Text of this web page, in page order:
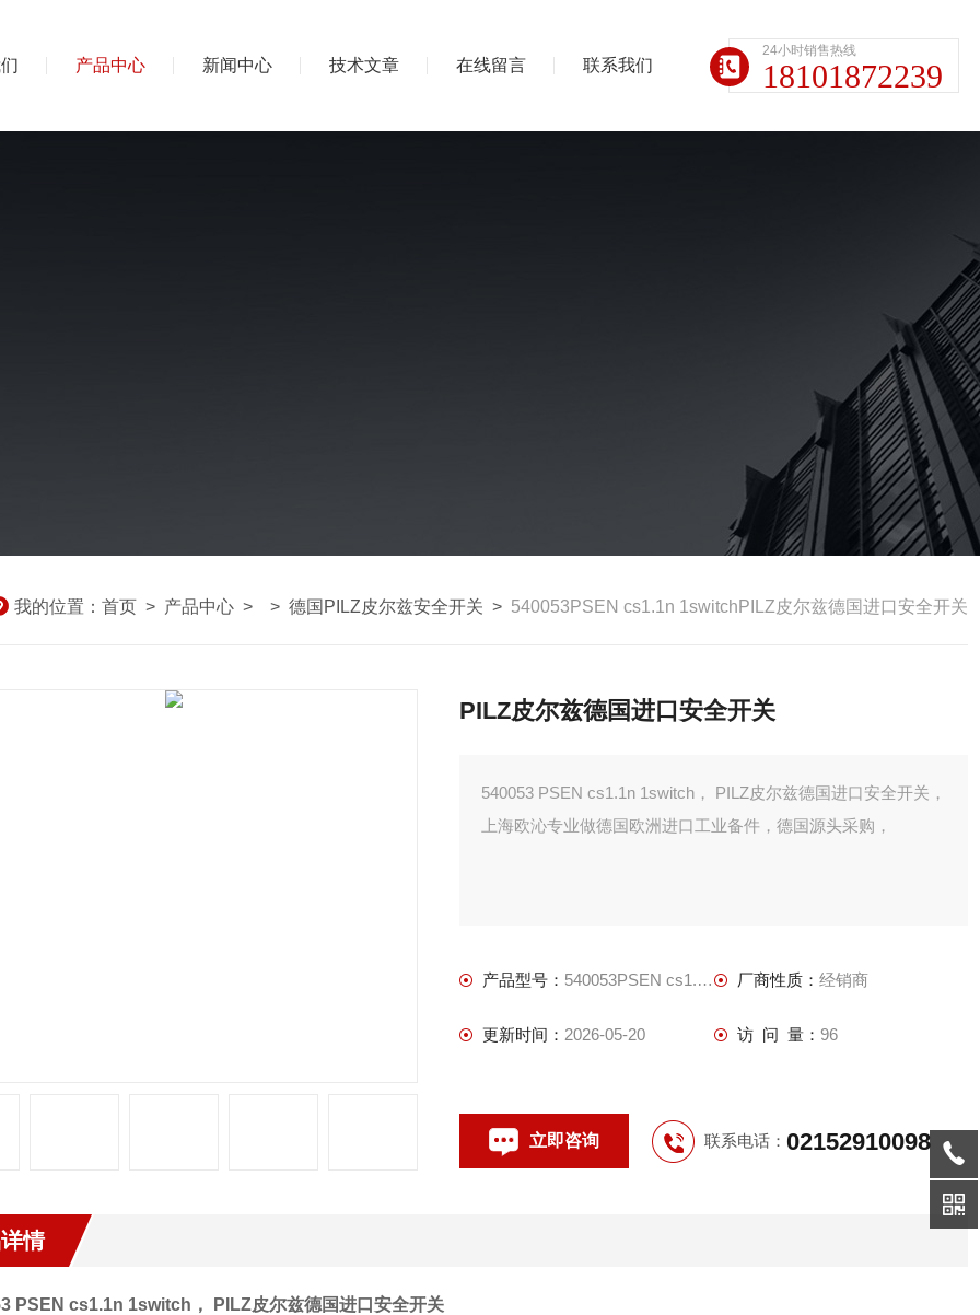
产品中心 新闻中心 技术文章 在线留言 联系我们
24小时销售热线
18101872239
我的位置： 首页 > 产品中心 > > 德国PILZ皮尔兹安全开关 > 540053PSEN cs1.1n 1switchPILZ皮尔兹德国进口安全开关
PILZ皮尔兹德国进口安全开关
540053 PSEN cs1.1n 1switch， PILZ皮尔兹德国进口安全开关，
上海欧沁专业做德国欧洲进口工业备件，德国源头采购，
产品型号： 540053PSEN cs1.1n 1switch 厂商性质： 经销商
更新时间： 2026-05-20 访 问 量： 96
立即咨询 联系电话： 02152910098
情
PSEN cs1.1n 1switch，
PILZ皮尔兹德国进口安全开关